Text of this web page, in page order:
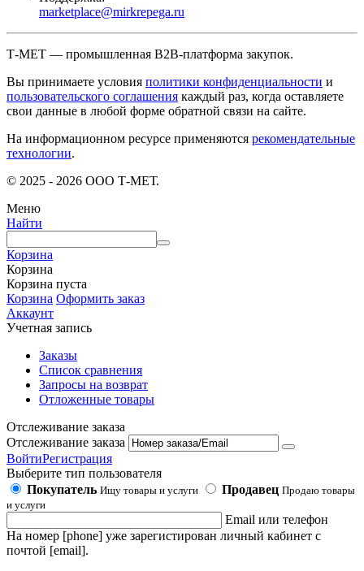
marketplace@mirkrepega.ru
Т-МЕТ — промышленная B2B-платформа закупок.
Вы принимаете условия политики конфиденциальности и
пользовательского соглашения каждый раз, когда оставляете
свои данные в любой форме обратной связи на сайте.
На информационном ресурсе применяются рекомендательные
технологии.
© 2025 - 2026 ООО Т-МЕТ.
Меню
Найти
Корзина
Корзина
Корзина пуста
Корзина Оформить заказ
Аккаунт
Учетная запись
Заказы
Список сравнения
Запросы на возврат
Отложенные товары
Отслеживание заказа
Отслеживание заказа
ВойтиРегистрация
Выберите тип пользователя
Покупатель Ищу товары и услуги Продавец Продаю товары
и услуги
Email или телефон
На номер [phone] уже зарегистирован личный кабинет с
почтой [email].